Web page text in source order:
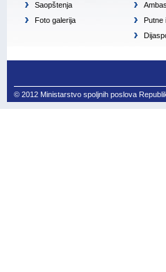
Saopštenja
Foto galerija
Putne
© 2012 Ministarstvo spoljnih poslova